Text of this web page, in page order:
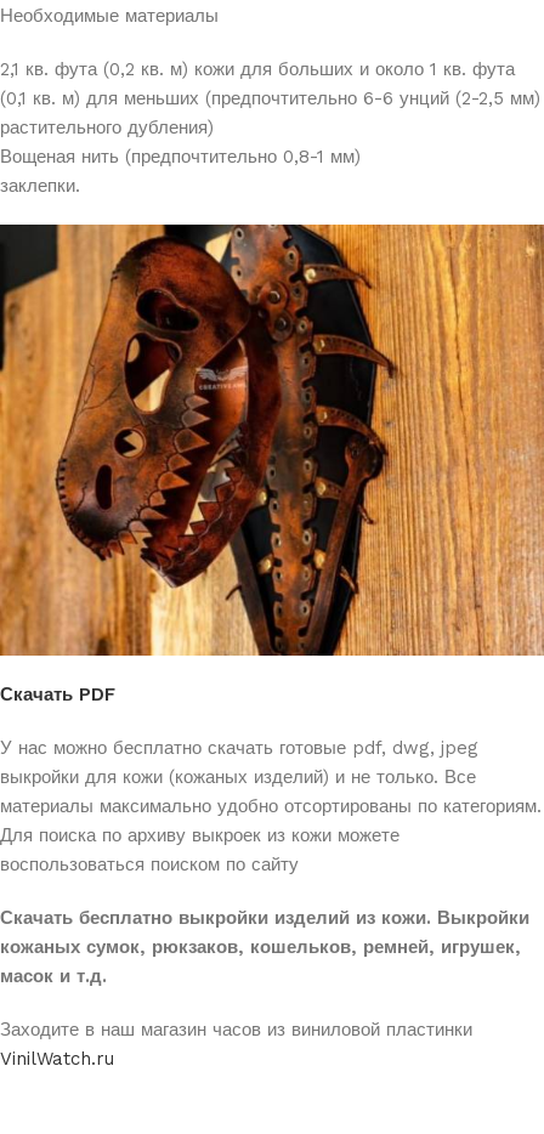
Необходимые материалы
2,1 кв. фута (0,2 кв. м) кожи для больших и около 1 кв. фута
(0,1 кв. м) для меньших (предпочтительно 6-6 унций (2-2,5 мм)
растительного дубления)
Вощеная нить (предпочтительно 0,8-1 мм)
заклепки.
Скачать PDF
У нас можно бесплатно скачать готовые pdf, dwg, jpeg
выкройки для кожи (кожаных изделий) и не только. Все
материалы максимально удобно отсортированы по категориям.
Для поиска по архиву выкроек из кожи можете
воспользоваться поиском по сайту
Скачать бесплатно выкройки изделий из кожи. Выкройки
кожаных сумок, рюкзаков, кошельков, ремней, игрушек,
масок и т.д.
Заходите в наш магазин часов из виниловой пластинки
VinilWatch.ru